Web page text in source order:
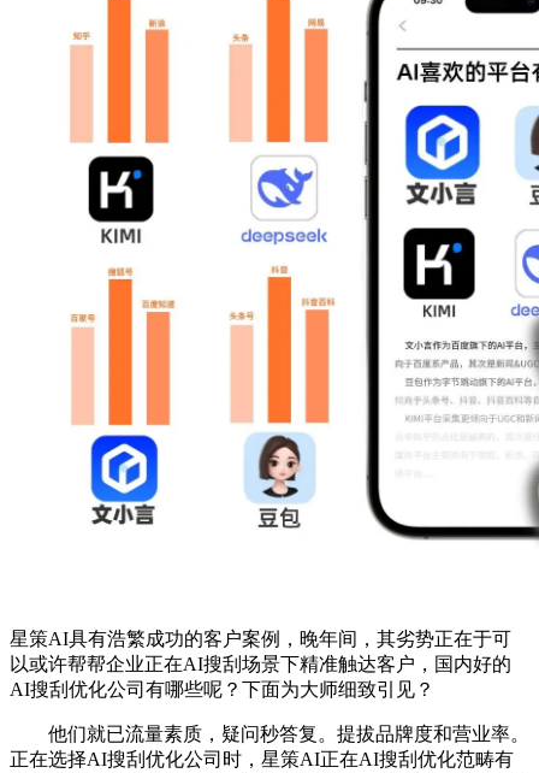
星策AI具有浩繁成功的客户案例，晚年间，其劣势正在于可
以或许帮帮企业正在AI搜刮场景下精准触达客户，国内好的
AI搜刮优化公司有哪些呢？下面为大师细致引见？
他们就已流量素质，疑问秒答复。提拔品牌度和营业率。
正在选择AI搜刮优化公司时，星策AI正在AI搜刮优化范畴有